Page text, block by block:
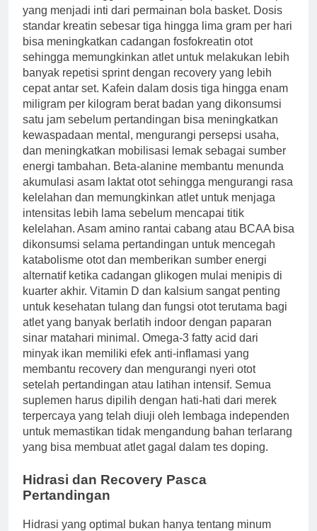
yang menjadi inti dari permainan bola basket. Dosis
standar kreatin sebesar tiga hingga lima gram per hari
bisa meningkatkan cadangan fosfokreatin otot
sehingga memungkinkan atlet untuk melakukan lebih
banyak repetisi sprint dengan recovery yang lebih
cepat antar set. Kafein dalam dosis tiga hingga enam
miligram per kilogram berat badan yang dikonsumsi
satu jam sebelum pertandingan bisa meningkatkan
kewaspadaan mental, mengurangi persepsi usaha,
dan meningkatkan mobilisasi lemak sebagai sumber
energi tambahan. Beta-alanine membantu menunda
akumulasi asam laktat otot sehingga mengurangi rasa
kelelahan dan memungkinkan atlet untuk menjaga
intensitas lebih lama sebelum mencapai titik
kelelahan. Asam amino rantai cabang atau BCAA bisa
dikonsumsi selama pertandingan untuk mencegah
katabolisme otot dan memberikan sumber energi
alternatif ketika cadangan glikogen mulai menipis di
kuarter akhir. Vitamin D dan kalsium sangat penting
untuk kesehatan tulang dan fungsi otot terutama bagi
atlet yang banyak berlatih indoor dengan paparan
sinar matahari minimal. Omega-3 fatty acid dari
minyak ikan memiliki efek anti-inflamasi yang
membantu recovery dan mengurangi nyeri otot
setelah pertandingan atau latihan intensif. Semua
suplemen harus dipilih dengan hati-hati dari merek
terpercaya yang telah diuji oleh lembaga independen
untuk memastikan tidak mengandung bahan terlarang
yang bisa membuat atlet gagal dalam tes doping.
Hidrasi dan Recovery Pasca
Pertandingan
Hidrasi yang optimal bukan hanya tentang minum